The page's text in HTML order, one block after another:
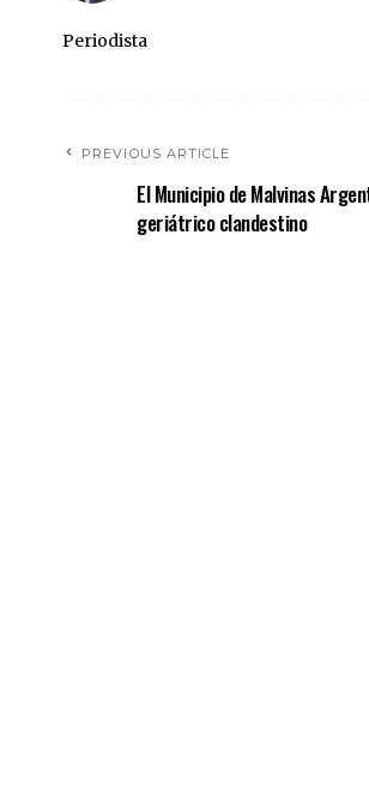
Periodista
PREVIOUS ARTICLE
El Municipio de Malvinas
geriátrico clandestino